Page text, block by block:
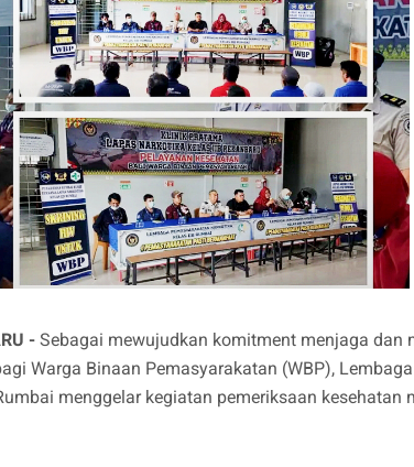
- Sebagai mewujudkan komitment menjaga dan
Warga Binaan Pemasyarakatan (WBP),
menggelar kegiatan pemeriksaan kesehatan